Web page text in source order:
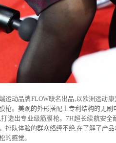
运动品牌FLOW联名出品,以欧洲运动康
枪。美观的外形搭配上专利结构的无刷
造出专业级筋膜枪。7H超长续航安全
排队体验的群众络绎不绝,在了解了产品
的感觉。